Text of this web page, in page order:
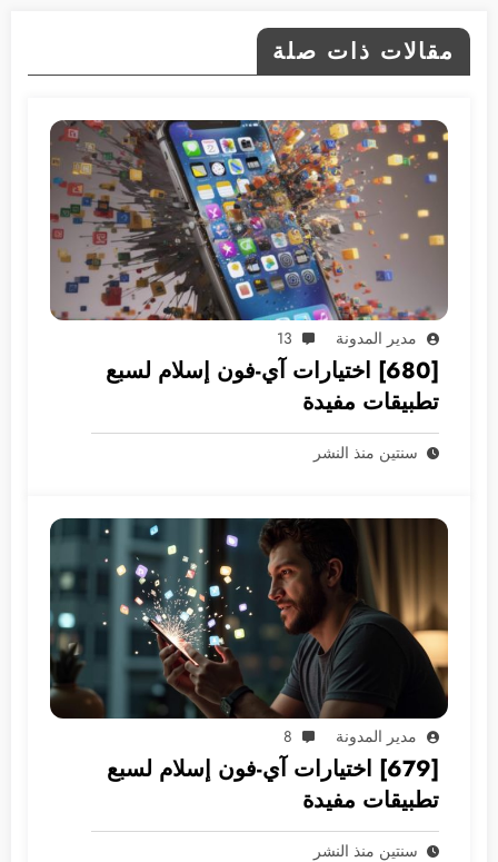
مقالات ذات صلة
مدير المدونة 13
[680] اختيارات آي-فون إسلام لسبع
تطبيقات مفيدة
سنتين منذ النشر
مدير المدونة 8
[679] اختيارات آي-فون إسلام لسبع
تطبيقات مفيدة
سنتين منذ النشر